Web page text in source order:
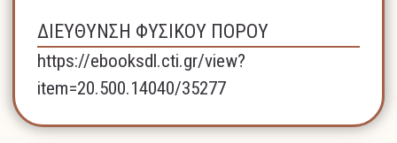
ΔΙΕΥΘΥΝΣΗ ΦΥΣΙΚΟΥ ΠΟΡΟΥ
https://ebooksdl.cti.gr/view?
item=20.500.14040/35277